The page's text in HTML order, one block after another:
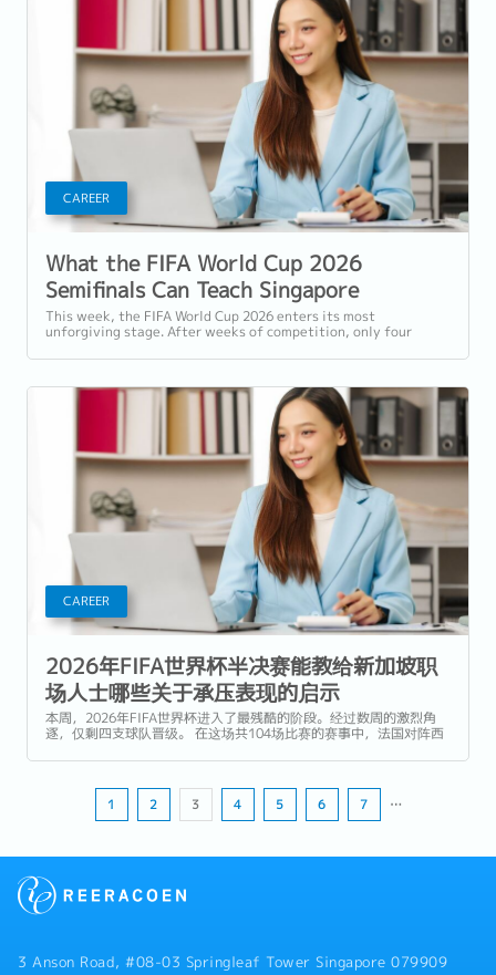
CAREER
What the FIFA World Cup 2026
Semifinals Can Teach Singapore
Professionals About Performing Under
Pressure
This week, the FIFA World Cup 2026 enters its most
unforgiving stage. After weeks of competition, only four
CAREER
2026年FIFA世界杯半决赛能教给新加坡职
场人士哪些关于承压表现的启示
本周，2026年FIFA世界杯进入了最残酷的阶段。经过数周的激烈角
逐，仅剩四支球队晋级。 在这场共104场比赛的赛事中，法国对阵西
半决赛均于凌晨3点开球：法国对西班牙定于7月15日（星期三），英
1 2 3 4 5 6 7 …
3 Anson Road, #08-03 Springleaf Tower Singapore 079909